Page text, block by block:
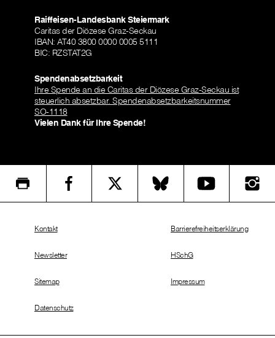
Raiffeisen-Landesbank Steiermark
Caritas der Diözese Graz-Seckau
IBAN: AT40 3800 0000 0005 5111
BIC: RZSTAT2G
Spendenabsetzbarkeit
Ihre Spende an die Caritas der Diözese Graz-Seckau ist
steuerlich absetzbar. Spendenabsetzbarkeitsnummer
SO-1118
Vielen Dank für Ihre Spende!
Kontakt
Newsletter
Sitemap
Datenschutz
Barrierefreiheitserklärung
HSchG
Impressum